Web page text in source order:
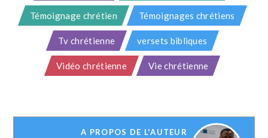
Témoignage chrétien Témoignages chrétiens
Tv chrétienne versets bibliques
Vidéo chrétienne Vie chrétienne
A PROPOS DE L'AUTEUR